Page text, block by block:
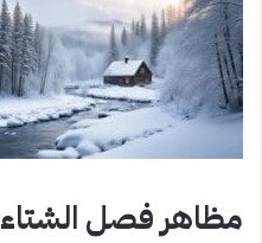
مظاهر فصل الشتاء 2025